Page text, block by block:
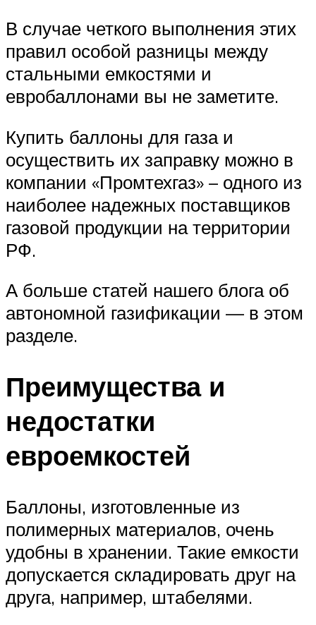
В случае четкого выполнения этих
правил особой разницы между
стальными емкостями и
евробаллонами вы не заметите.
Купить баллоны для газа и
осуществить их заправку можно в
компании «Промтехгаз» – одного из
наиболее надежных поставщиков
газовой продукции на территории
РФ.
А больше статей нашего блога об
автономной газификации — в этом
разделе.
Преимущества и
недостатки
евроемкостей
Баллоны, изготовленные из
полимерных материалов, очень
удобны в хранении. Такие емкости
допускается складировать друг на
друга, например, штабелями.